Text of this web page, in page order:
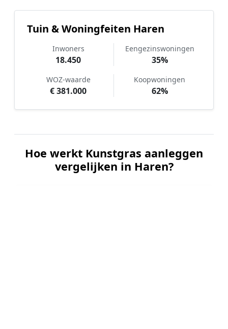
Tuin & Woningfeiten Haren
Inwoners
18.450
Eengezinswoningen
35%
WOZ-waarde
€ 381.000
Koopwoningen
62%
Hoe werkt Kunstgras aanleggen
vergelijken in Haren?